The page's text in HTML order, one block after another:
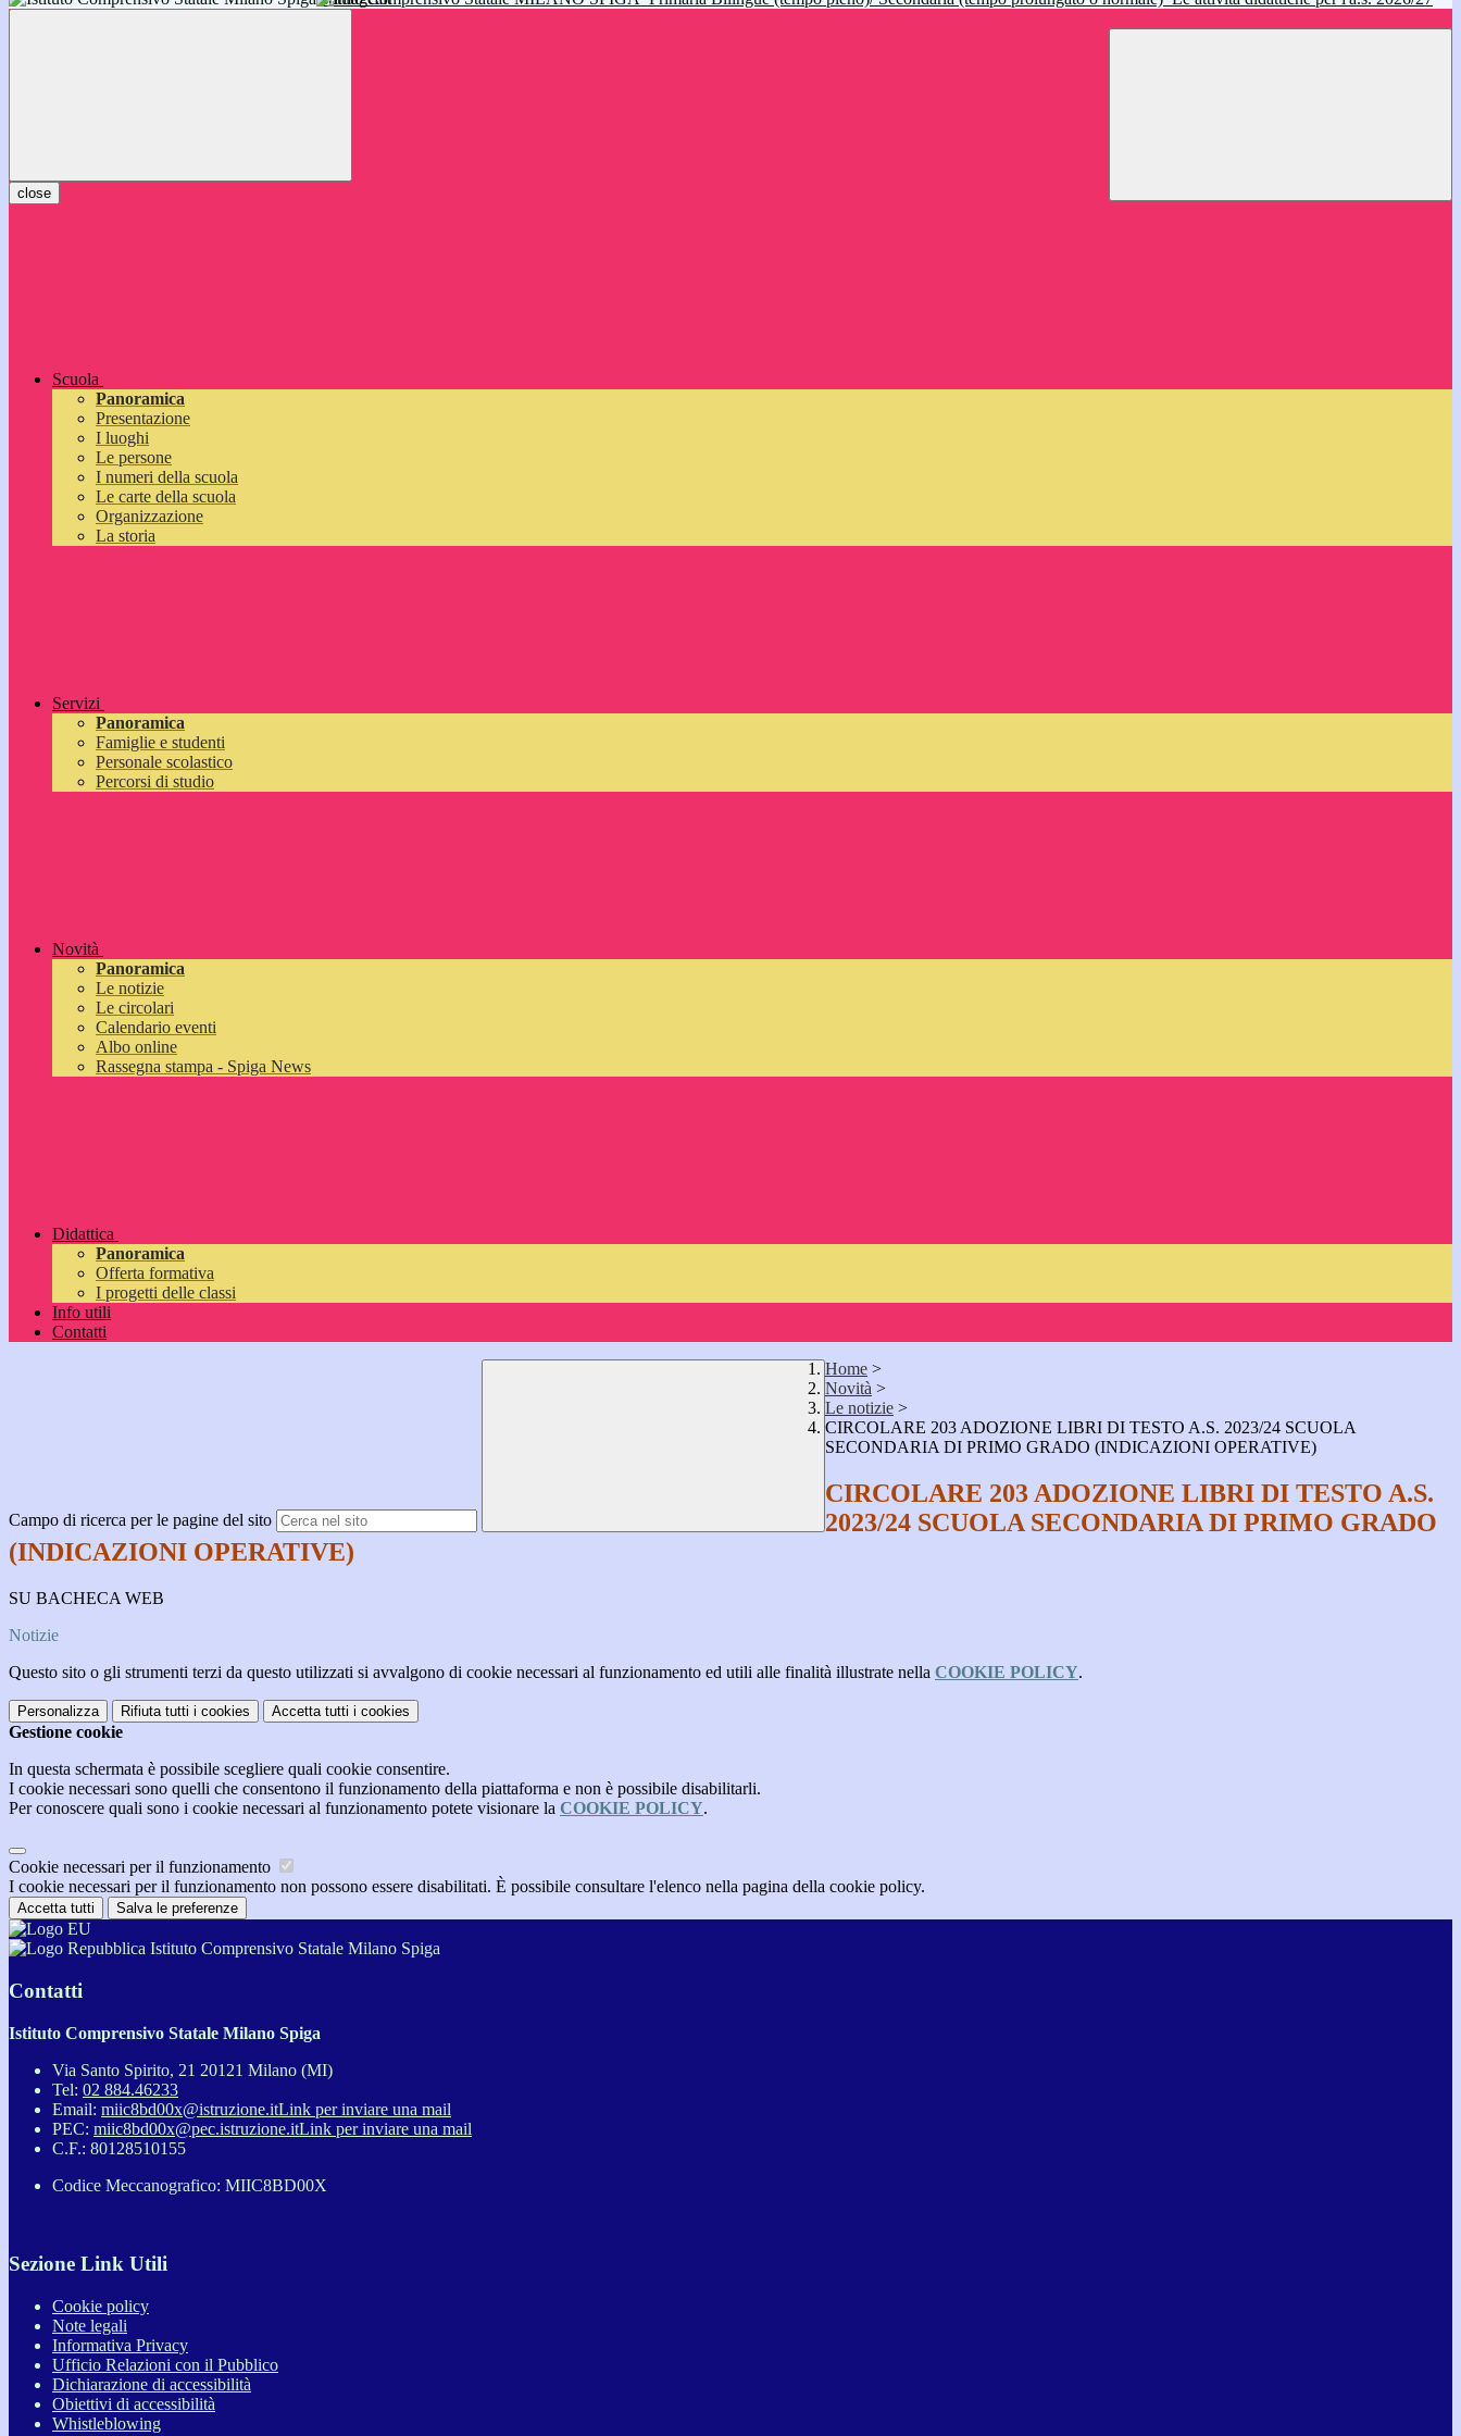
inizieranno il 14 settembre 2026: vi aspettiamo!
close
Scuola
Panoramica
Presentazione
I luoghi
Le persone
I numeri della scuola
Le carte della scuola
Organizzazione
La storia
Servizi
Panoramica
Famiglie e studenti
Personale scolastico
Percorsi di studio
Novità
Panoramica
Le notizie
Le circolari
Calendario eventi
Albo online
Rassegna stampa - Spiga News
Didattica
Panoramica
Offerta formativa
I progetti delle classi
Info utili
Contatti
Campo di ricerca per le pagine del sito
Home >
Novità >
Le notizie >
CIRCOLARE 203 ADOZIONE LIBRI DI TESTO A.S. 2023/24 SCUOLA
SECONDARIA DI PRIMO GRADO (INDICAZIONI OPERATIVE)
CIRCOLARE 203 ADOZIONE LIBRI DI TESTO A.S.
2023/24 SCUOLA SECONDARIA DI PRIMO GRADO
(INDICAZIONI OPERATIVE)
SU BACHECA WEB
Notizie
Questo sito o gli strumenti terzi da questo utilizzati si avvalgono di cookie necessari al funzionamento ed utili alle finalità illustrate nella COOKIE POLICY.
Personalizza Rifiuta tutti i cookies Accetta tutti i cookies
Gestione cookie
In questa schermata è possibile scegliere quali cookie consentire.
I cookie necessari sono quelli che consentono il funzionamento della piattaforma e non è possibile disabilitarli.
Per conoscere quali sono i cookie necessari al funzionamento potete visionare la COOKIE POLICY.
Cookie necessari per il funzionamento
I cookie necessari per il funzionamento non possono essere disabilitati. È possibile consultare l'elenco nella pagina della cookie policy.
Accetta tutti Salva le preferenze
Istituto Comprensivo Statale Milano Spiga
Contatti
Istituto Comprensivo Statale Milano Spiga
Via Santo Spirito, 21 20121 Milano (MI)
Tel: 02 884.46233
Email: miic8bd00x@istruzione.itLink per inviare una mail
PEC: miic8bd00x@pec.istruzione.itLink per inviare una mail
C.F.: 80128510155
Codice Meccanografico: MIIC8BD00X
Sezione Link Utili
Cookie policy
Note legali
Informativa Privacy
Ufficio Relazioni con il Pubblico
Dichiarazione di accessibilità
Obiettivi di accessibilità
Whistleblowing